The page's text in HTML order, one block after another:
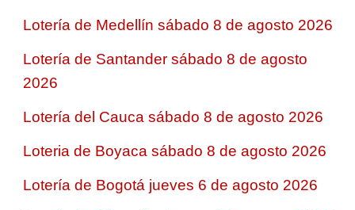
Lotería de Medellín sábado 8 de agosto 2026
Lotería de Santander sábado 8 de agosto
2026
Lotería del Cauca sábado 8 de agosto 2026
Loteria de Boyaca sábado 8 de agosto 2026
Lotería de Bogotá jueves 6 de agosto 2026